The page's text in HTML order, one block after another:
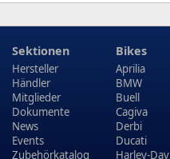
Sektionen
Hersteller
Händler
Mitglieder
Dokumente
News
Events
Zubehörkatalog
Bikes
Aprilia
BMW
Buell
Cagiva
Derbi
Ducati
Harley-